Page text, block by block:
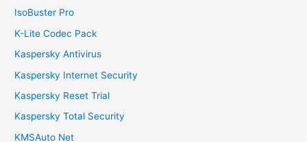
IsoBuster Pro
K-Lite Codec Pack
Kaspersky Antivirus
Kaspersky Internet Security
Kaspersky Reset Trial
Kaspersky Total Security
KMSAuto Net